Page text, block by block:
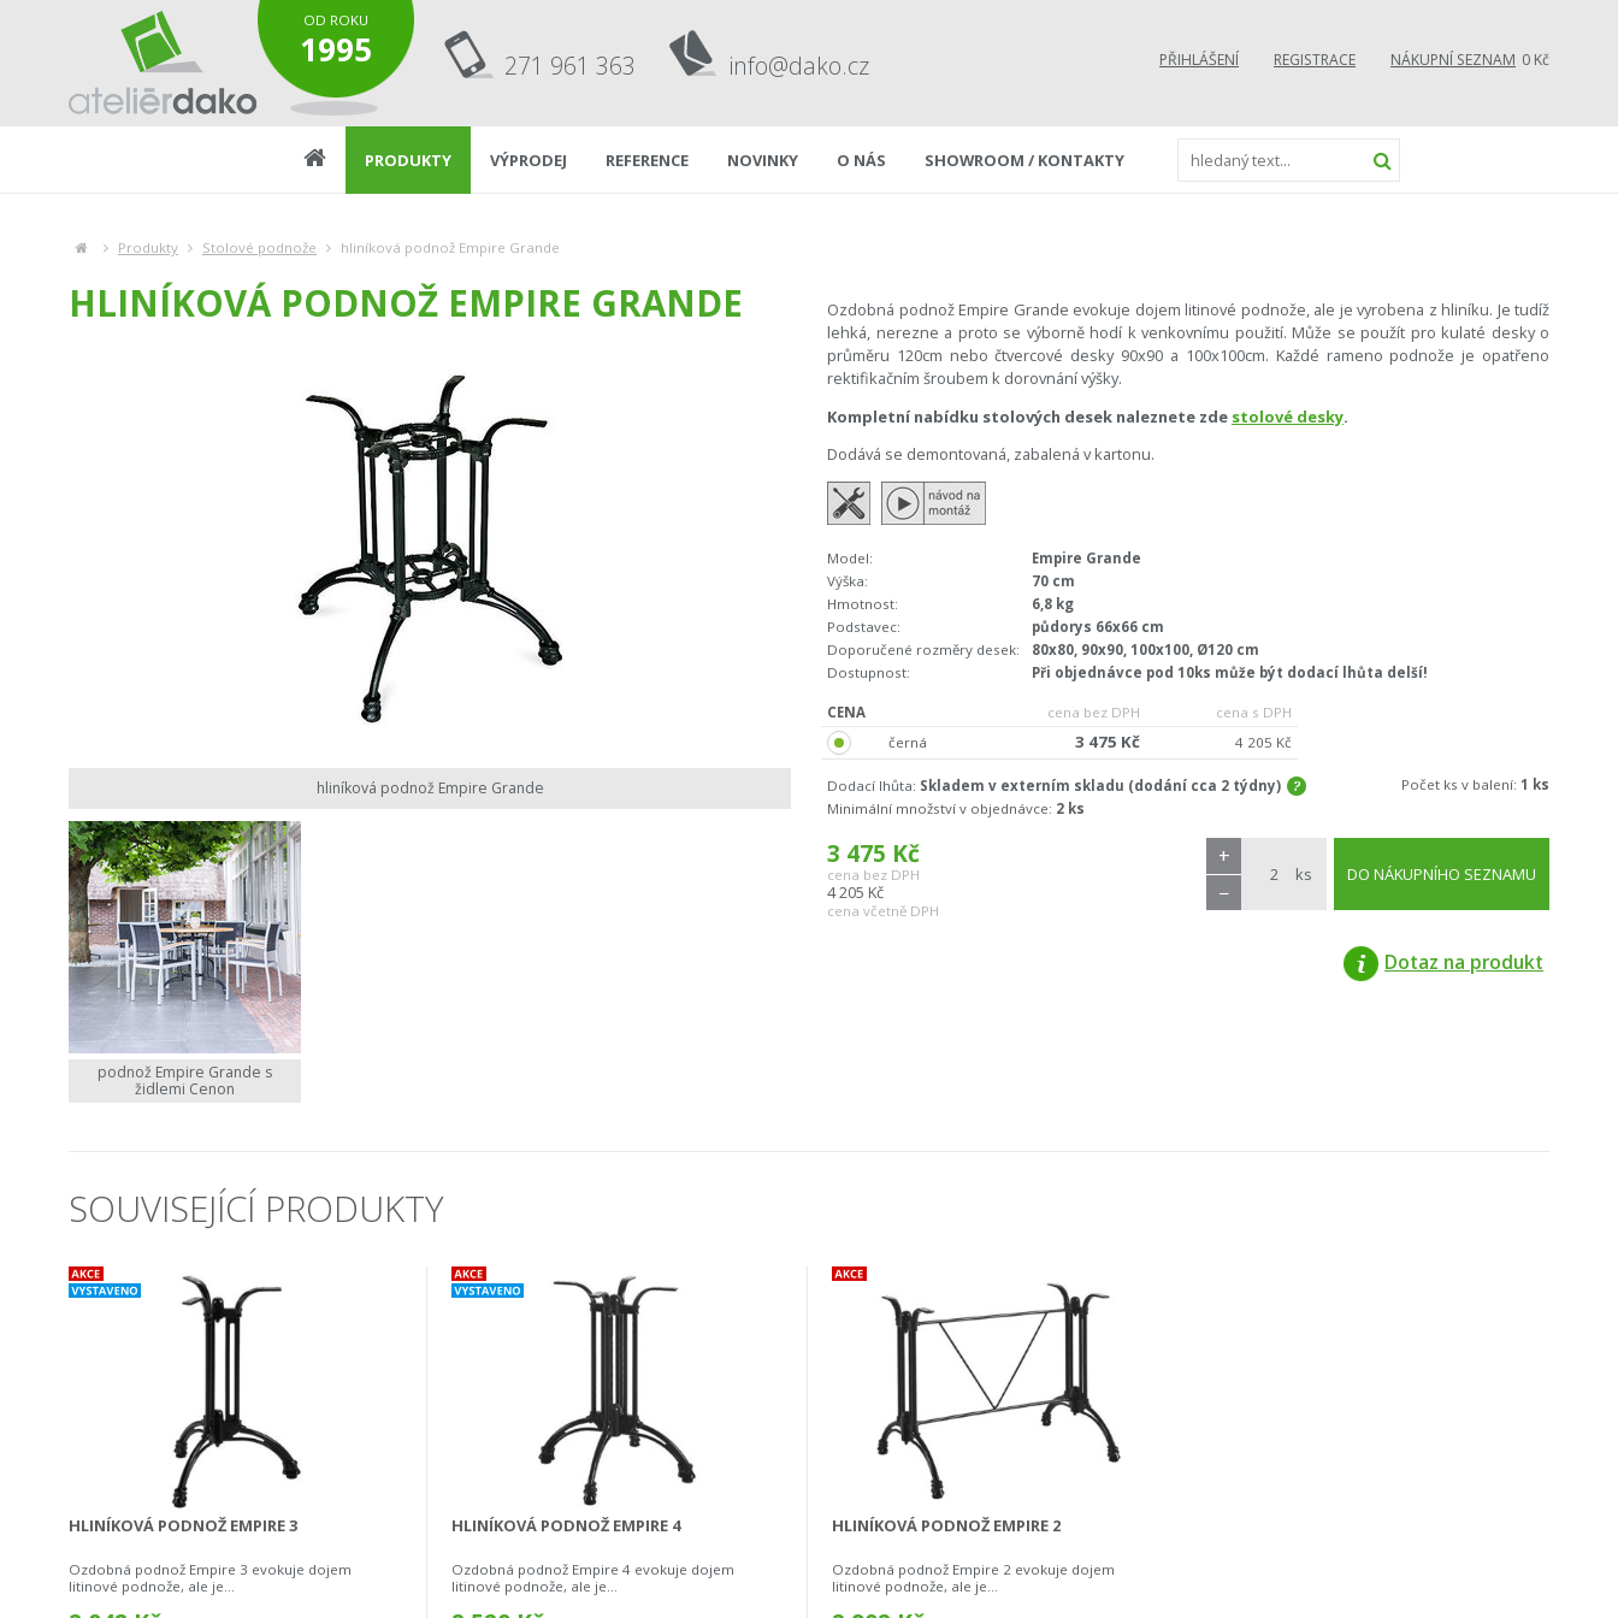
OD ROKU
1995 271 961 363 info@dako.cz PŘIHLÁŠENÍ REGISTRACE NÁKUPNÍ SEZNAM 0 Kč
PRODUKTY VÝPRODEJ REFERENCE NOVINKY O NÁS SHOWROOM / KONTAKTY
Produkty Stolové podnože hliníková podnož Empire Grande
HLINÍKOVÁ PODNOŽ EMPIRE GRANDE
hliníková podnož Empire Grande
podnož Empire Grande s
židlemi Cenon
Ozdobná podnož Empire Grande evokuje dojem litinové podnože, ale je vyrobena z hliníku. Je tudíž
lehká, nerezne a proto se výborně hodí k venkovnímu použití. Může se použít pro kulaté desky o
průměru 120cm nebo čtvercové desky 90x90 a 100x100cm. Každé rameno podnože je opatřeno
rektifikačním šroubem k dorovnání výšky.
Kompletní nabídku stolových desek naleznete zde stolové desky.
Dodává se demontovaná, zabalená v kartonu.
Model:
Empire Grande
Výška:
70 cm
Hmotnost:
6,8 kg
Podstavec:
půdorys 66x66 cm
Doporučené rozměry desek:
80x80, 90x90, 100x100, Ø120 cm
Dostupnost:
Při objednávce pod 10ks může být dodací lhůta delší!
CENA cena bez DPH
cena s DPH
černá
3 475 Kč 4 205 Kč
Dodací lhůta: Skladem v externím skladu (dodání cca 2 týdny) Počet ks v balení: 1 ks
Minimální množství v objednávce: 2 ks
3 475 Kč
cena bez DPH
4 205 Kč
cena včetně DPH
ks
+
−
DO NÁKUPNÍHO SEZNAMU
Dotaz na produkt
SOUVISEJÍCÍ PRODUKTY
HLINÍKOVÁ PODNOŽ EMPIRE 3
Ozdobná podnož Empire 3 evokuje dojem
litinové podnože, ale je...
HLINÍKOVÁ PODNOŽ EMPIRE 4
Ozdobná podnož Empire 4 evokuje dojem
litinové podnože, ale je...
HLINÍKOVÁ PODNOŽ EMPIRE 2
Ozdobná podnož Empire 2 evokuje dojem
litinové podnože, ale je...